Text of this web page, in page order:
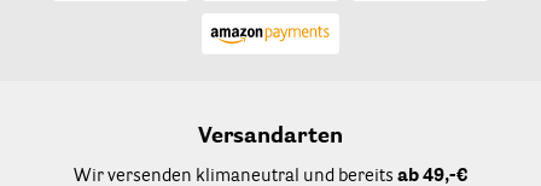
Versandarten
Wir versenden klimaneutral und bereits ab 49,-€